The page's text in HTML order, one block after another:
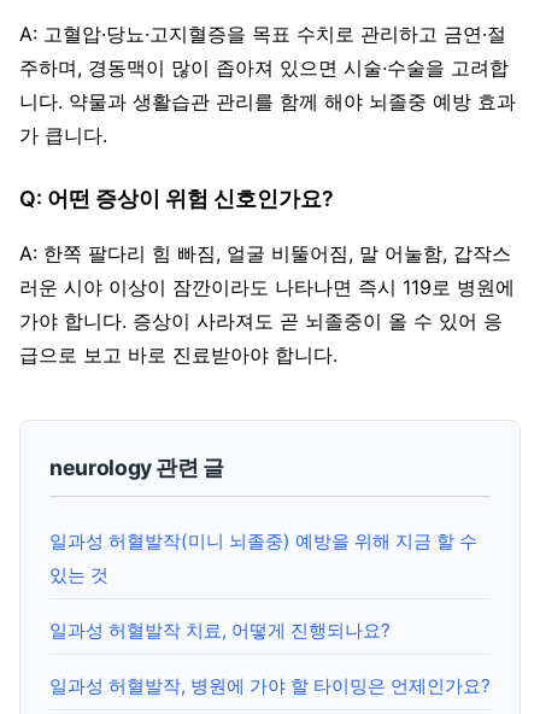
A: 고혈압·당뇨·고지혈증을 목표 수치로 관리하고 금연·절
주하며, 경동맥이 많이 좁아져 있으면 시술·수술을 고려합
니다. 약물과 생활습관 관리를 함께 해야 뇌졸중 예방 효과
가 큽니다.
Q: 어떤 증상이 위험 신호인가요?
A: 한쪽 팔다리 힘 빠짐, 얼굴 비뚤어짐, 말 어눌함, 갑작스
러운 시야 이상이 잠깐이라도 나타나면 즉시 119로 병원에
가야 합니다. 증상이 사라져도 곧 뇌졸중이 올 수 있어 응
급으로 보고 바로 진료받아야 합니다.
neurology 관련 글
일과성 허혈발작(미니 뇌졸중) 예방을 위해 지금 할 수
있는 것
일과성 허혈발작 치료, 어떻게 진행되나요?
일과성 허혈발작, 병원에 가야 할 타이밍은 언제인가요?